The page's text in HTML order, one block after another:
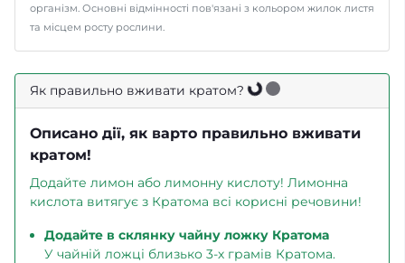
організм. Основні відмінності пов'язані з кольором жилок листя
та місцем росту рослини.
Як правильно вживати кратом?Loading...
Loading...
Описано дії, як варто правильно вживати
кратом!
Додайте лимон або лимонну кислоту! Лимонна
кислота витягує з Кратома всі корисні речовини!
Додайте в склянку чайну ложку Кратома
У чайній ложці близько 3-х грамів Кратома.